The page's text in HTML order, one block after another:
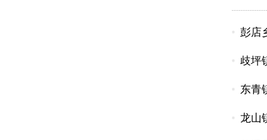
彭店
歧坪
东青
龙山